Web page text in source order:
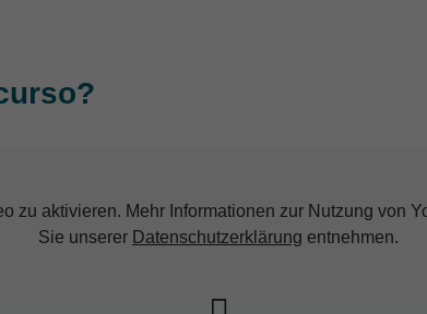
zu aktivieren. Mehr Informationen zur Nutzung von
Sie unserer Datenschutzerklärung entnehmen.